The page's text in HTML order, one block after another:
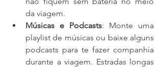
da viagem.
Músicas e Podcasts: Monte uma
playlist de músicas ou baixe alguns
podcasts para te fazer companhia
durante a viagem. Estradas longas